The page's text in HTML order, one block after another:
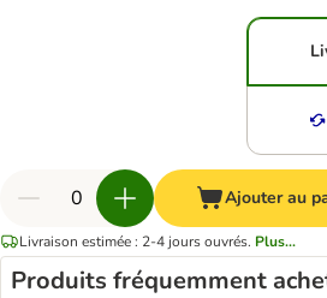
Ajouter au
Livraison estimée : 2-4 jours ouvrés. Plus...
Produits fréquemment